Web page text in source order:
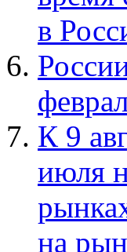
в
К 9
июля
на